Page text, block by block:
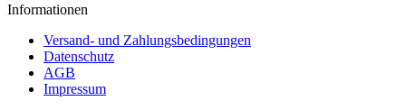
Informationen
Versand- und Zahlungsbedingungen
Datenschutz
AGB
Impressum